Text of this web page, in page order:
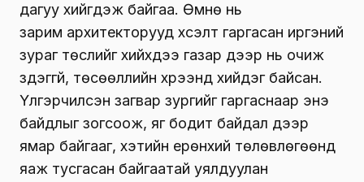
дагуу хийгдэж байгаа. Өмнө нь
зарим архитекторууд хүсэлт гаргасан иргэний
зураг төслийг хийхдээ газар дээр нь очиж
үздэггүй, төсөөллийн хүрээнд хийдэг байсан.
Үлгэрчилсэн загвар зургийг гаргаснаар энэ
байдлыг зогсоож, яг бодит байдал дээр
ямар байгааг, хэтийн ерөнхий төлөвлөгөөнд
яаж тусгасан байгаатай уялдуулан